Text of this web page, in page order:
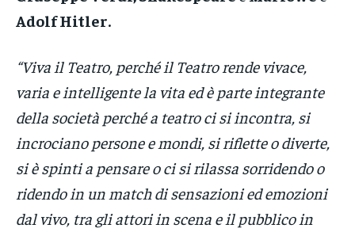
Adolf Hitler.
“Viva il Teatro, perché il Teatro rende vivace,
varia e intelligente la vita ed è parte integrante
della società perché a teatro ci si incontra, si
incrociano persone e mondi, si riflette o diverte,
si è spinti a pensare o ci si rilassa sorridendo o
ridendo in un match di sensazioni ed emozioni
dal vivo, tra gli attori in scena e il pubblico in